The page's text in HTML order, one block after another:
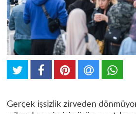
Gerçek işsizlik zirveden